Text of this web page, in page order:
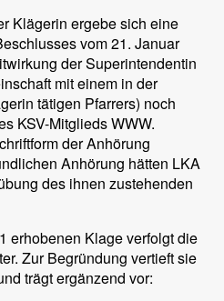
Klägerin ergebe sich eine
vom 21. Januar
der Superintendentin
mit einem in der
tätigen Pfarrers) noch
KSV-Mitglieds WWW.
der Anhörung
Anhörung hätten LKA
des ihnen zustehenden
erhobenen Klage verfolgt die
Zur Begründung vertieft sie
trägt ergänzend vor: